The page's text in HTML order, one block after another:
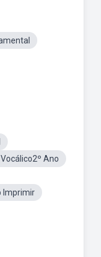
Ano
Imprimir